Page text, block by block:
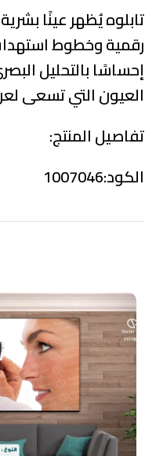
تابلوه يُظهر عينًا
رقمية وخطوط
إحساسًا بالتحليل
العيون التي تسعى
تفاصيل المنتج:
الكود:1007046